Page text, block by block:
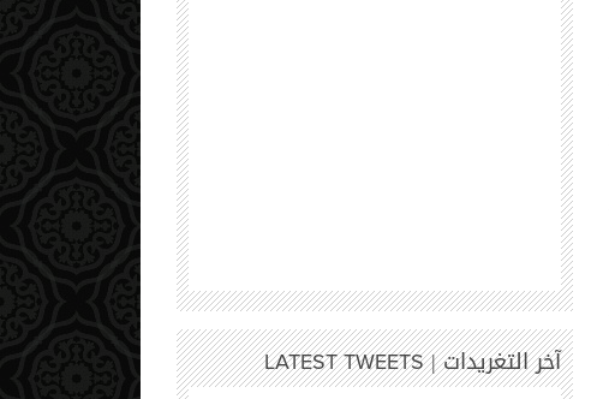
آخر التغريدات |LATEST TWEETS